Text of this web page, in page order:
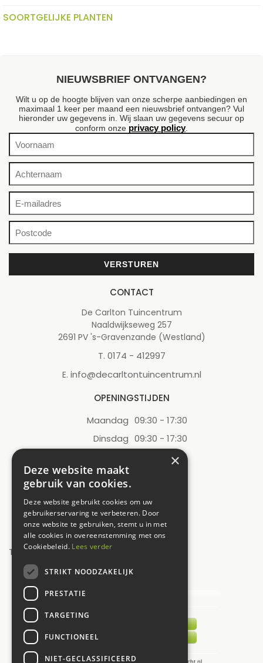
SOORTGELIJKE PLANTEN
NIEUWSBRIEF ONTVANGEN?
Wilt u op de hoogte blijven van onze scherpe aanbiedingen en
maximaal 1 keer per maand een nieuwsbrief ontvangen? Vul
hieronder uw gegevens in. Wij slaan uw gegevens secuur op
conform onze privacy policy.
CONTACT
De Carlton Tuincentrum
Naaldwijkseweg 257
2691 PV 's-Gravenzande (Westland)
T. 0174 - 412997
E. info@decarltontuincentrum.nl
OPENINGSTIJDEN
Maandag 09:30 - 17:30
Dinsdag 09:30 - 17:30
09:30 - 17:30
Donderdag
Zaterdag 09:00 - 17:00
Zondag
12:00 - 17:00
Toon alle openingstijden
UW MENING TELT!
×
Deze website maakt
gebruik van cookies.
Deze website gebruikt cookies om uw
gebruikerservaring te verbeteren. Door
onze website te gebruiken, stemt u in met
alle cookies in overeenstemming met ons
Cookiebeleid. Lees verder
STRIKT NOODZAKELIJK
PRESTATIE
TARGETING
FUNCTIONEEL
NIET-GECLASSIFICEERD